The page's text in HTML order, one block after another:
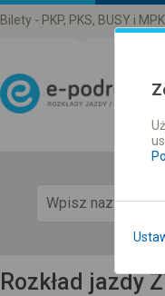
Bilety - PKP, PKS, BUSY i MPK
Rozkład jazdy